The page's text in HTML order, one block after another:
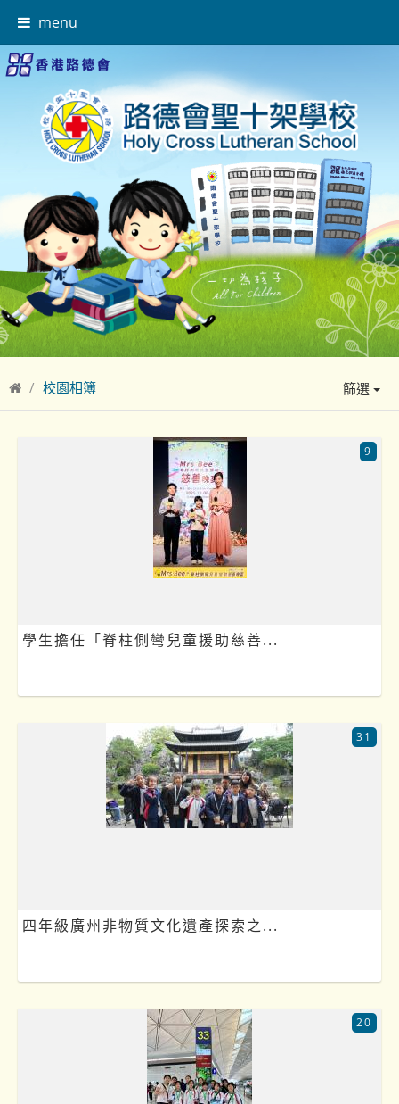
menu
校園相簿 篩選
學生擔任「脊柱側彎兒童援助慈善...
9
四年級廣州非物質文化遺產探索之...
31
20